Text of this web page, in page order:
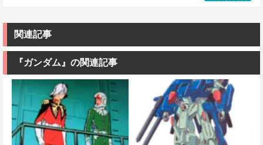
MSM-07 ズゴ
ック 1/144スケ
みプラモデル
MSM-03 ゴッ
プラモデル
讐のレクイエ
クイエム)
ラモデル
価格：¥3,100
関連記事
『ガンダム』の関連記事